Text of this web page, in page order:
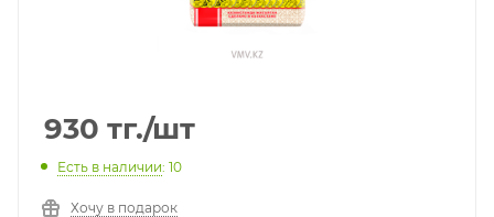
930 тг./шт
Есть в наличии: 10
Хочу в подарок